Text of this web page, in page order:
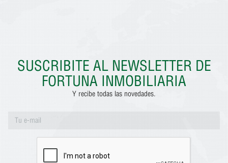
SUSCRIBITE AL NEWSLETTER DE
FORTUNA INMOBILIARIA
Y recibe todas las novedades.